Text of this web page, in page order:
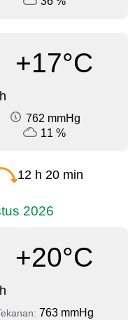
+17°C
762 mmHg
11 %
12 h 20 min
2026
+20°C
763 mmHg